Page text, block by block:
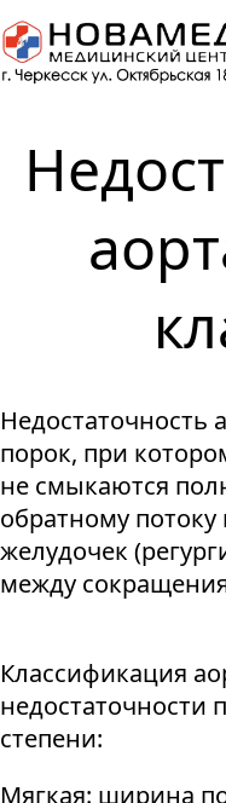
Задать вопрос
Я принимаю
об
данных."
Успешно
Мы свяжемся с
Неудача
Некорректно
Неудача
Неудача
Не
Неудача
Не
Недостаточность
порок, при
не смыкаются
обратному
желудочек
между
Классификация
недостаточности
степени:
Мягкая: ширина